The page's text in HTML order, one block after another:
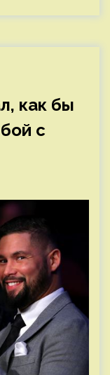
как бы
с